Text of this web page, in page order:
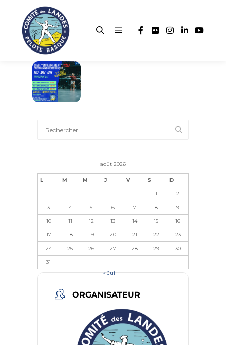
août 2026
L M M J V S D
1 2
3 4 5 6 7 8 9
10 11 12 13 14 15 16
17 18 19 20 21 22 23
24 25 26 27 28 29 30
31
« Juil
ORGANISATEUR